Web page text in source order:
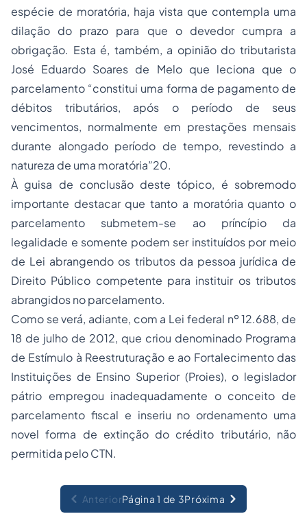
espécie de moratória, haja vista que contempla uma
dilação do prazo para que o devedor cumpra a
obrigação. Esta é, também, a opinião do tributarista
José Eduardo Soares de Melo que leciona que o
parcelamento “constitui uma forma de pagamento de
débitos tributários, após o período de seus
vencimentos, normalmente em prestações mensais
durante alongado período de tempo, revestindo a
natureza de uma moratória”20.
À guisa de conclusão deste tópico, é sobremodo
importante destacar que tanto a moratória quanto o
parcelamento submetem-se ao príncípio da
legalidade e somente podem ser instituídos por meio
de Lei abrangendo os tributos da pessoa jurídica de
Direito Público competente para instituir os tributos
abrangidos no parcelamento.
Como se verá, adiante, com a Lei federal nº 12.688, de
18 de julho de 2012, que criou denominado Programa
de Estímulo à Reestruturação e ao Fortalecimento das
Instituições de Ensino Superior (Proies), o legislador
pátrio empregou inadequadamente o conceito de
parcelamento fiscal e inseriu no ordenamento uma
novel forma de extinção do crédito tributário, não
permitida pelo CTN.
AnteriorPágina 1 de 3Próxima